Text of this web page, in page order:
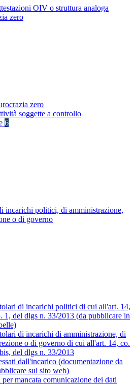
OIV o struttura analoga
zero
zero
soggette a controllo
6
incarichi politici, di amministrazione,
o di governo
di incarichi politici di cui all'art. 14,
1, del dlgs n. 33/2013 (da pubblicare in
di incarichi di amministrazione, di
o di governo di cui all'art. 14, co.
del dlgs n. 33/2013
dall'incarico (documentazione da
sul sito web)
per mancata comunicazione dei dati